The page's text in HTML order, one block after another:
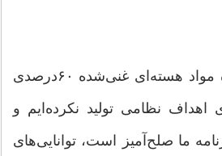
وی با اشاره به ذخیره مواد هسته‌ای غنی‌شده ۶۰درصدی
نظامی تولید نکرده‌ایم و
ما صلح‌آمیز است، توانایی‌های